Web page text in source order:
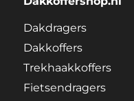
Dakdragers
Dakkoffers
Trekhaakkoffers
Fietsendragers